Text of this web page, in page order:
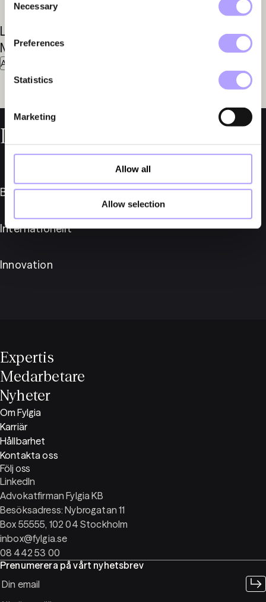
Selection
Necessary
Preferences
Statistics
Marketing
Allow all
Allow selection
Advokat
Linda
Mazaheri
Läs mer om oss
Branscher
Internationellt
Innovation
Expertis
Medarbetare
Nyheter
Advokatfirman Fylgia KB
Besöksadress: Nybrogatan 11
Box 55555, 102 04 Stockholm
inbox@fylgia.se
08 442 53 00
Följ oss
LinkedIn
Om Fylgia
Karriär
Hållbarhet
Kontakta oss
Prenumerera på vårt nyhetsbrev